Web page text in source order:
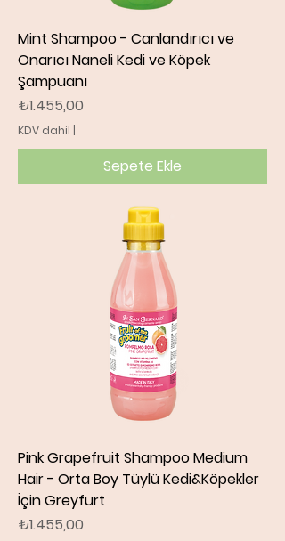
Mint Shampoo - Canlandırıcı ve
Onarıcı Naneli Kedi ve Köpek
Şampuanı
Fiyat
₺1.455,00
KDV dahil |
Sepete Ekle
Pink Grapefruit Shampoo Medium
Hair - Orta Boy Tüylü Kedi&Köpekler
İçin Greyfurt
Fiyat
₺1.455,00